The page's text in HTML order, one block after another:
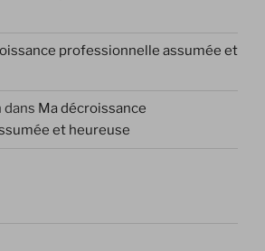
professionnelle assumée et
dans Ma décroissance
et heureuse